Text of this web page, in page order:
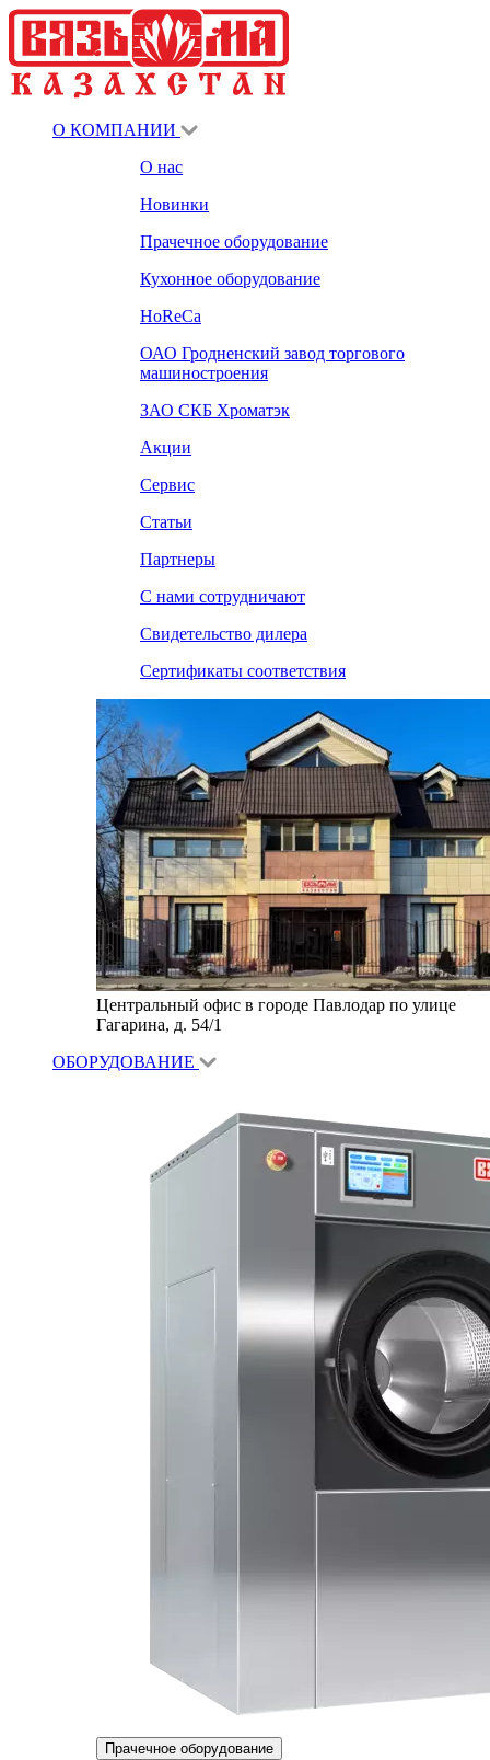
О КОМПАНИИ
О нас
Новинки
Прачечное оборудование
Кухонное оборудование
HoReCa
ОАО Гродненский завод торгового
машиностроения
ЗАО СКБ Хроматэк
Акции
Сервис
Статьи
Партнеры
С нами сотрудничают
Свидетельство дилера
Сертификаты соответствия
Центральный офис в городе Павлодар по улице
Гагарина, д. 54/1
ОБОРУДОВАНИЕ
Прачечное оборудование